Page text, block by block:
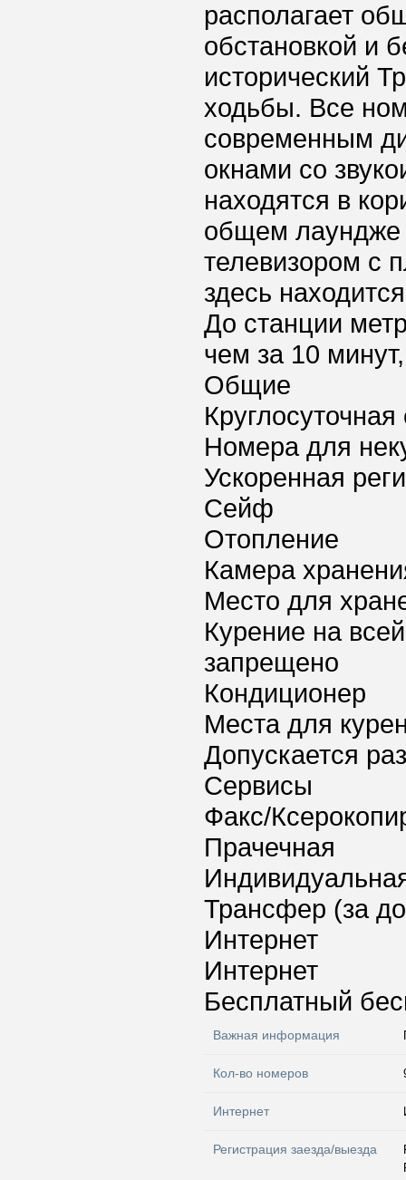
располагает
обстановкой и
исторический
ходьбы. Все
современным
окнами со
находятся в
общем лаундже
телевизором с
здесь
До станции
чем за 10
Общие
Номера для
Ускоренная
Сейф
Отопление
Камера
Место для
Курение на
запрещено
Кондиционер
Места для
Допускается
Сервисы
Факс/
Прачечная
Трансфер (за
Интернет
Интернет
Бесплатный
Важная информация
Кол-во номеров
Интернет
Регистрация заезда/выезда